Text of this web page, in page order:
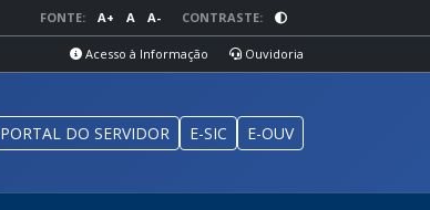
FONTE: A+ A A- CONTRASTE:
Acesso à Informação Ouvidoria
PORTAL DO SERVIDOR E-SIC E-OUV